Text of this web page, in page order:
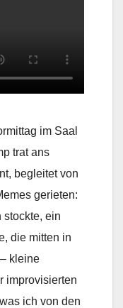
im Saal
trat ans
begleitet von
gerieten:
stockte, ein
die mitten in
kleine
improvisierten
ich von den